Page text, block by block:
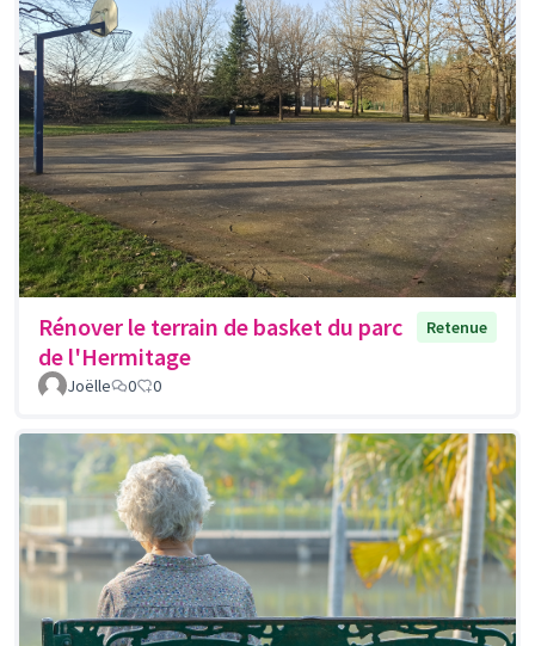
Rénover le terrain de basket du parc
de l'Hermitage
Retenue
Joëlle 0 0